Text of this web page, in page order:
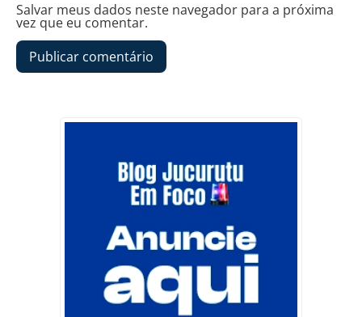
Salvar meus dados neste navegador para a próxima
vez que eu comentar.